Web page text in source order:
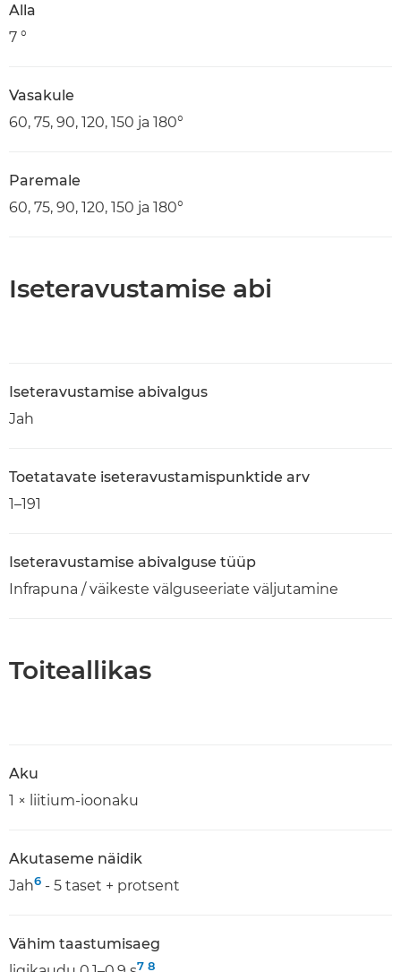
Alla
7 °
Vasakule
60, 75, 90, 120, 150 ja 180°
Paremale
60, 75, 90, 120, 150 ja 180°
Iseteravustamise abi
Iseteravustamise abivalgus
Jah
Toetatavate iseteravustamispunktide arv
1–191
Iseteravustamise abivalguse tüüp
Infrapuna / väikeste välguseeriate väljutamine
Toiteallikas
Aku
1 × liitium-ioonaku
Akutaseme näidik
Jah6 - 5 taset + protsent
Vähim taastumisaeg
7 8